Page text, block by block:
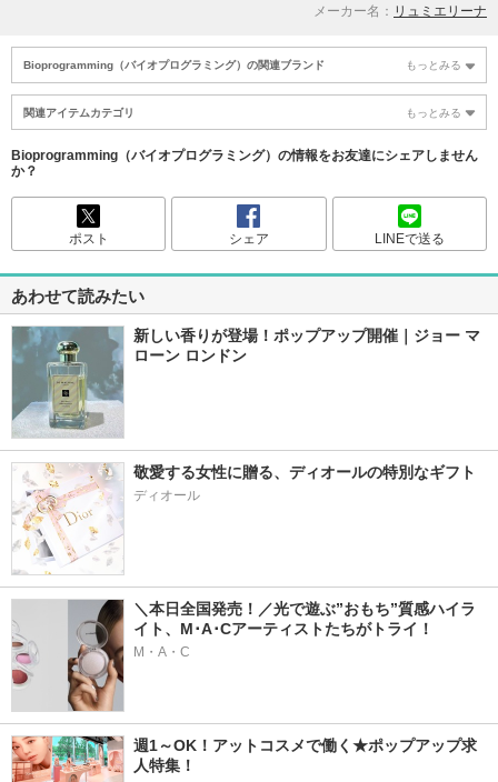
メーカー名： リュミエリーナ
Bioprogramming（バイオプログラミング）の関連ブランド もっとみる
関連アイテムカテゴリ もっとみる
Bioprogramming（バイオプログラミング）の情報をお友達にシェアしません
か？
ポスト シェア LINEで送る
あわせて読みたい
新しい香りが登場！ポップアップ開催｜ジョー マ
ローン ロンドン
敬愛する女性に贈る、ディオールの特別なギフト
ディオール
＼本日全国発売！／光で遊ぶ”おもち”質感ハイラ
イト、M･A･Cアーティストたちがトライ！
M・A・C
週1～OK！アットコスメで働く★ポップアップ求
人特集！